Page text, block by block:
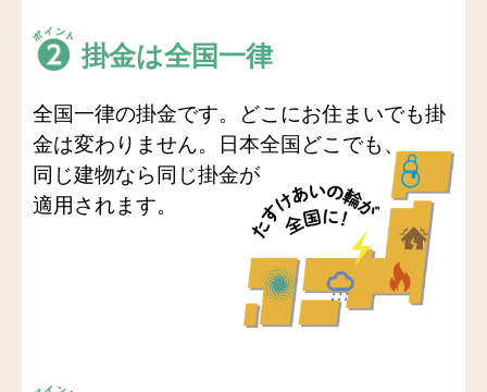
掛金は全国一律
全国一律の掛金です。どこにお住まいでも掛
金は変わりません。日本全国どこでも、
同じ建物なら同じ掛金が
適用されます。